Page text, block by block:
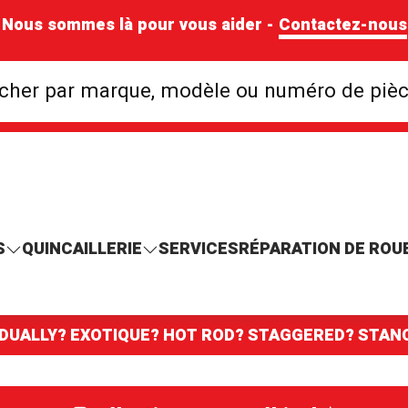
Nous sommes là pour vous aider - Contactez-nous
par marque, modèle ou numéro de
Rechercher par
QUINCAILLERIE SERVICESRÉPARATION DE
EXOTIQUE? HOT ROD? STAGGERED?